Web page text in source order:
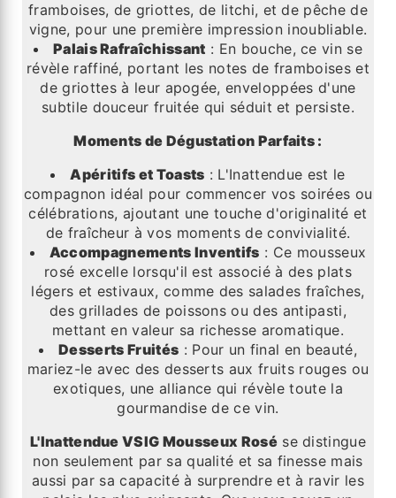
framboises, de griottes, de litchi, et de pêche de
vigne, pour une première impression inoubliable.
Palais Rafraîchissant : En bouche, ce vin se
révèle raffiné, portant les notes de framboises et
de griottes à leur apogée, enveloppées d'une
subtile douceur fruitée qui séduit et persiste.
Moments de Dégustation Parfaits :
Apéritifs et Toasts : L'Inattendue est le
compagnon idéal pour commencer vos soirées ou
célébrations, ajoutant une touche d'originalité et
de fraîcheur à vos moments de convivialité.
Accompagnements Inventifs : Ce mousseux
rosé excelle lorsqu'il est associé à des plats
légers et estivaux, comme des salades fraîches,
des grillades de poissons ou des antipasti,
mettant en valeur sa richesse aromatique.
Desserts Fruités : Pour un final en beauté,
mariez-le avec des desserts aux fruits rouges ou
exotiques, une alliance qui révèle toute la
gourmandise de ce vin.
L'Inattendue VSIG Mousseux Rosése distingue
non seulement par sa qualité et sa finesse mais
aussi par sa capacité à surprendre et à ravir les